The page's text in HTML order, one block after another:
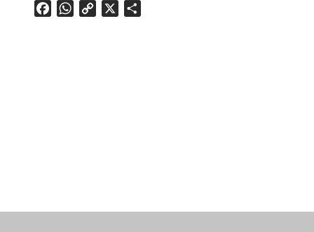
FacebookWhatsApp
Copy